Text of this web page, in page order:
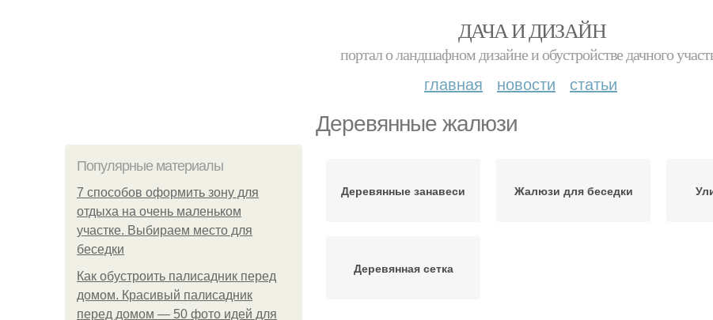
ДАЧА И ДИЗАЙН
портал о ландшафном дизайне и обустройстве дачного
главная новости статьи
Деревянные жалюзи
Популярные материалы
7 способов оформить зону для
отдыха на очень маленьком
участке. Выбираем место для
беседки
Как обустроить палисадник перед
домом. Красивый палисадник
перед домом — 50 фото идей для
Деревянные занавеси Жалюзи для беседки
Деревянная сетка